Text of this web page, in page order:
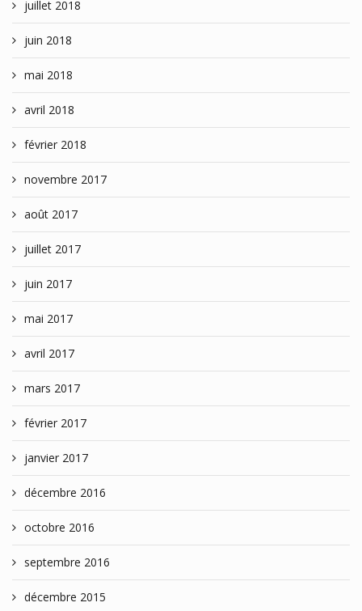
juillet 2018
juin 2018
mai 2018
avril 2018
février 2018
novembre 2017
août 2017
juillet 2017
juin 2017
mai 2017
avril 2017
mars 2017
février 2017
janvier 2017
décembre 2016
octobre 2016
septembre 2016
décembre 2015